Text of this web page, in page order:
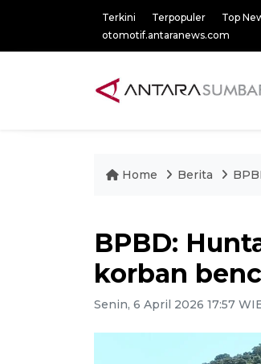
Terkini Terpopuler Top
otomotif.antaranews.com
Home Berita
BPBD:
korban
Senin, 6 April 2026 17:57